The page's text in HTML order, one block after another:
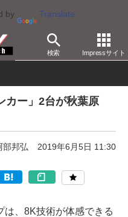
by Translate
検索 Impressサイト
カー」2台が秋葉原
部邦弘 2019年6月5日 11:30
は、8K技術が体感できる